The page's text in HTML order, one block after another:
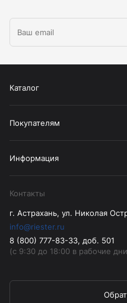
Каталог
Покупателям
Информация
Контакты
г. Астрахань, ул. Николая
info@riester.ru
8 (800) 777-83-33, доб. 501
(с 9:30 до 18:00 в рабочие